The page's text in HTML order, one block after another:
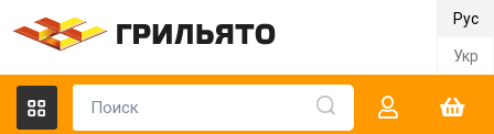
Рус
Укр